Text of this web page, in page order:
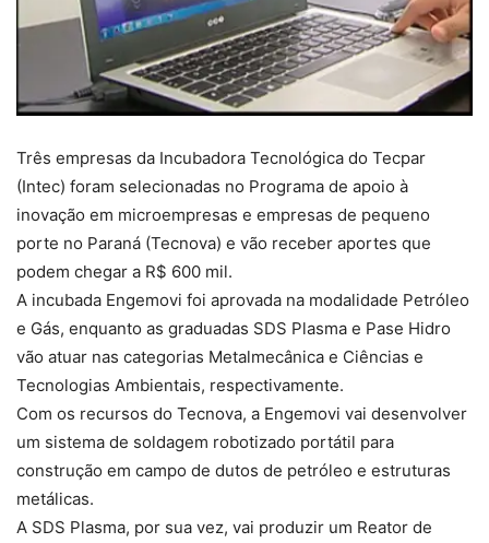
Três empresas da Incubadora Tecnológica do Tecpar
(Intec) foram selecionadas no Programa de apoio à
inovação em microempresas e empresas de pequeno
porte no Paraná (Tecnova) e vão receber aportes que
podem chegar a R$ 600 mil.
A incubada Engemovi foi aprovada na modalidade Petróleo
e Gás, enquanto as graduadas SDS Plasma e Pase Hidro
vão atuar nas categorias Metalmecânica e Ciências e
Tecnologias Ambientais, respectivamente.
Com os recursos do Tecnova, a Engemovi vai desenvolver
um sistema de soldagem robotizado portátil para
construção em campo de dutos de petróleo e estruturas
metálicas.
A SDS Plasma, por sua vez, vai produzir um Reator de